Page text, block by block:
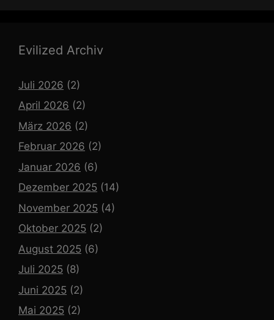
Evilized Archiv
Juli 2026 (2)
April 2026 (2)
März 2026 (2)
Februar 2026 (2)
Januar 2026 (6)
Dezember 2025 (14)
November 2025 (4)
Oktober 2025 (2)
August 2025 (6)
Juli 2025 (8)
Juni 2025 (2)
Mai 2025 (2)